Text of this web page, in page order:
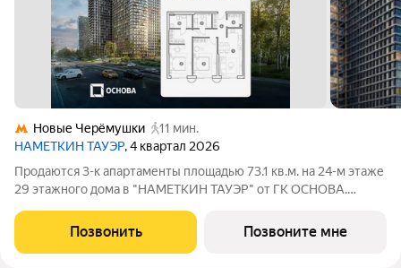
Новые Черёмушки
11 мин.
НАМЕТКИН ТАУЭР, 4 квартал 2026
Продаются 3-к апартаменты площадью 73.1 кв.м. на 24-м этаже
29 этажного дома в "НАМЕТКИН ТАУЭР" от ГК ОСНОВА.
обслуживанием, располагается в районе Черёмушки на Юго-
Западе Москвы. Архитектура от
Позвонить Позвоните мне